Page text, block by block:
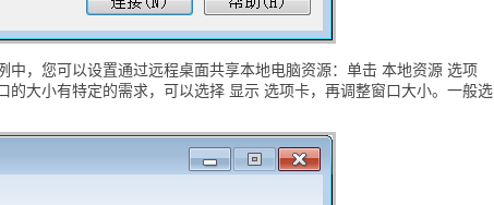
中，您可以设置通过远程桌面共享本地电脑资源：单击 本地资源 选项
的大小有特定的需求，可以选择 显示 选项卡，再调整窗口大小。一般选